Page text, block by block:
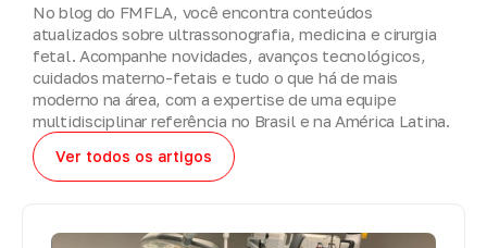
No blog do FMFLA, você encontra conteúdos
atualizados sobre ultrassonografia, medicina e cirurgia
fetal. Acompanhe novidades, avanços tecnológicos,
cuidados materno-fetais e tudo o que há de mais
moderno na área, com a expertise de uma equipe
multidisciplinar referência no Brasil e na América Latina.
Ver todos os artigos